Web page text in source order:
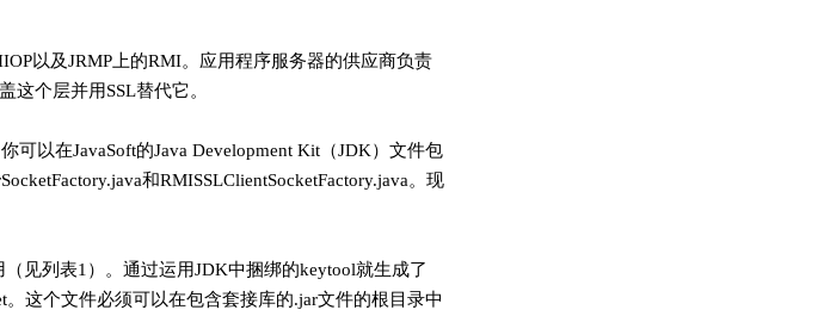
以及JRMP上的RMI。应用程序服务器的供应商负责
这个层并用SSL替代它。
可以在JavaSoft的Java Development Kit（JDK）文件包
和RMISSLClientSocketFactory.java。现
（见列表1）。通过运用JDK中捆绑的keytool就生成了
这个文件必须可以在包含套接库的.jar文件的根目录中